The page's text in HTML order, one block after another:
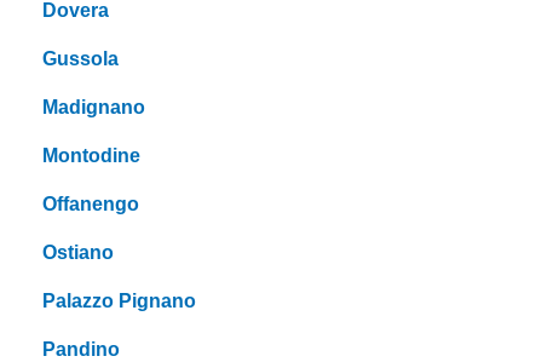
Dovera
Gussola
Madignano
Montodine
Offanengo
Ostiano
Palazzo Pignano
Pandino